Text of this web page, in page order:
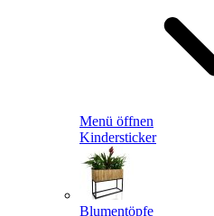
Menü öffnen
Kindersticker
Blumentöpfe